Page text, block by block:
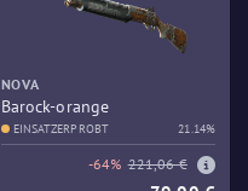
NOVA
Barock-orange
EINSATZERPROBT 21.14%
-64% 221,06 €